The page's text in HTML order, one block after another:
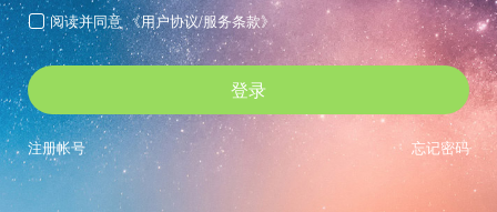
 阅读并同意 《用户协议/服务条款》
登录
忘记密码
注册帐号